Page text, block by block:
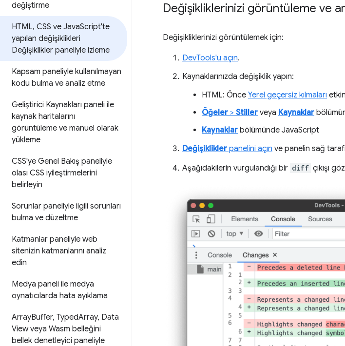
değiştirme
HTML, CSS ve JavaScript'te
yapılan değişiklikleri
Değişiklikler paneliyle izleme
Kapsam paneliyle kullanılmayan
kodu bulma ve analiz etme
Geliştirici Kaynakları paneli ile
kaynak haritalarını
görüntüleme ve manuel olarak
yükleme
CSS'ye Genel Bakış paneliyle
olası CSS iyileştirmelerini
belirleyin
Sorunlar paneliyle ilgili sorunları
bulma ve düzeltme
Katmanlar paneliyle web
sitenizin katmanlarını analiz
edin
Medya paneli ile medya
oynatıcılarda hata ayıklama
ArrayBuffer, TypedArray, Data
View veya Wasm belleğini
bellek denetleyici paneliyle
Değişikliklerinizi görüntüleme ve
Değişikliklerinizi görüntülemek için:
DevTools'u açın.
Kaynaklarınızda değişiklik yapın:
HTML: Önce Yerel geçersiz kılmaları
Öğeler > Stiller veya Kaynaklar
Kaynaklar bölümünde JavaScript
Değişiklikler panelini açın ve panelin sağ
Aşağıdakilerin vurgulandığı bir diff çıkışı